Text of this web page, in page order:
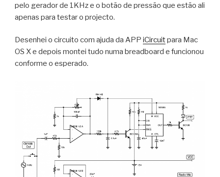
pelo gerador de 1KHz e o botão de pressão que estão ali
apenas para testar o projecto.
Desenhei o circuito com ajuda da APP iCircuitpara Mac
OS X e depois montei tudo numa breadboard e funcionou
conforme o esperado.